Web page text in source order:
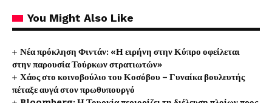
You Might Also Like
Νέα πρόκληση Φιντάν: «Η ειρήνη στην Κύπρο οφείλεται
στην παρουσία Τούρκων στρατιωτών»
Χάος στο κοινοβούλιο του Κοσόβου – Γυναίκα βουλευτής
πέταξε αυγά στον πρωθυπουργό